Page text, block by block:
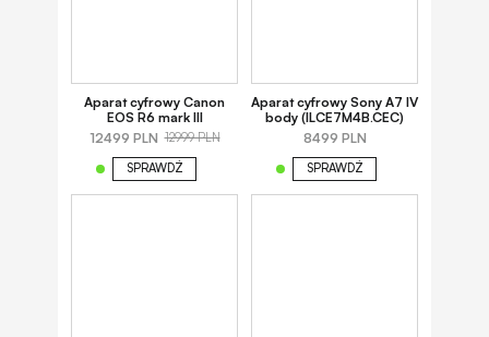
Aparat cyfrowy Canon
EOS R6 mark III
12499 PLN 12999 PLN
SPRAWDŹ
Aparat cyfrowy Sony A7 IV
body (ILCE7M4B.CEC)
8499 PLN
SPRAWDŹ